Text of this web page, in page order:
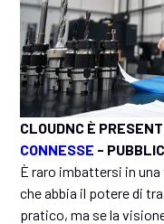
CLOUDNC È
CONNESSE -
È raro imbattersi in
che abbia il potere di
pratico, ma se la